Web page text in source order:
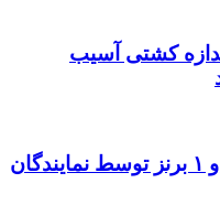
کشتی آسیب
کسب ۲ مدال طلا، ۱ نقره و ۱ برنز توسط نمایندگان